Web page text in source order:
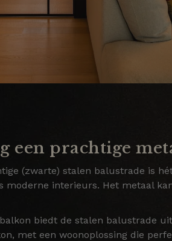
een prachtige
(zwarte) stalen balustrade is
moderne interieurs. Het metaal
biedt de stalen balustrade
met een woonoplossing die